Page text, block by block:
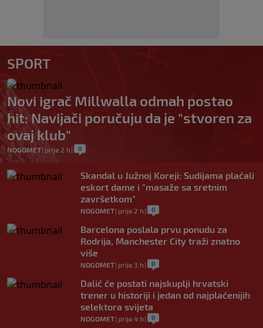
SPORT
Novi igrač Millwalla odmah postao
hit: Navijači poručuju da je "stvoren za
ovaj klub"
NOGOMET| prije 2 h | 0
Skandal u Južnoj Koreji: Sudijama plaćali
eskort dame i "masaže sa sretnim
završetkom"
NOGOMET| prije 2 h | 0
Barcelona poslala prvu ponudu za
Rodrija, Manchester City traži znatno
više
NOGOMET| prije 3 h | 0
Dalić će postati najskuplji hrvatski
trener u historiji i jedan od najplaćenijih
selektora svijeta
NOGOMET| prije 4 h | 0